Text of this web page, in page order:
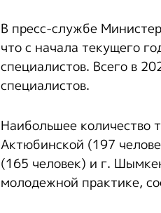
В пресс-службе
что с начала текущего
специалистов. Всего в
специалистов.
Наибольшее количество
Актюбинской (197
(165 человек) и г.
молодежной практике,